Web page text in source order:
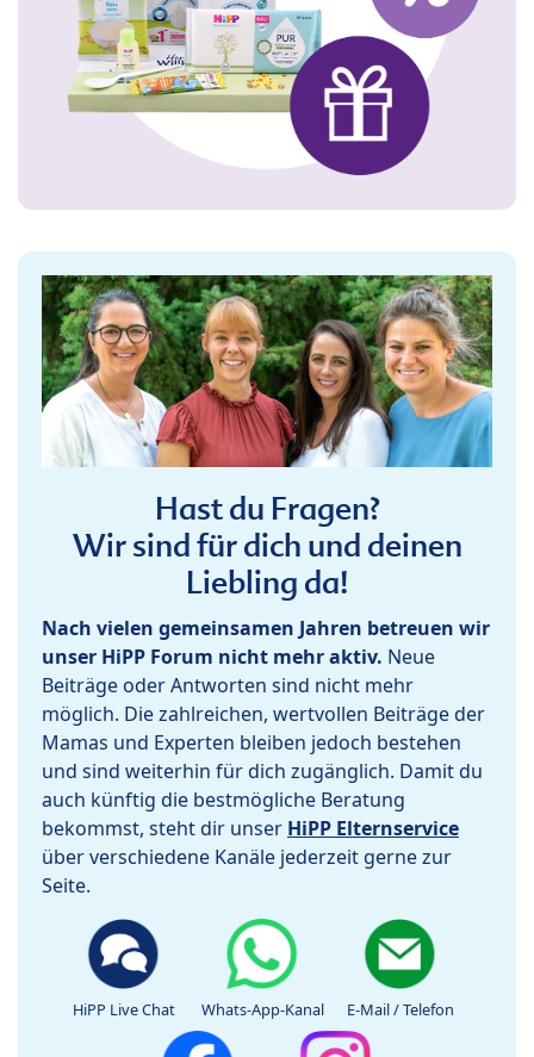
Hast du Fragen?
Wir sind für dich und deinen
Liebling da!
Nach vielen gemeinsamen Jahren betreuen wir
unser HiPP Forum nicht mehr aktiv. Neue
Beiträge oder Antworten sind nicht mehr
möglich. Die zahlreichen, wertvollen Beiträge der
Mamas und Experten bleiben jedoch bestehen
und sind weiterhin für dich zugänglich. Damit du
auch künftig die bestmögliche Beratung
bekommst, steht dir unser HiPP Elternservice
über verschiedene Kanäle jederzeit gerne zur
Seite.
HiPP Live Chat Whats-App-Kanal E-Mail / Telefon